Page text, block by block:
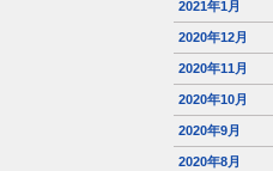
2021年1月
2020年12月
2020年11月
2020年10月
2020年9月
2020年8月